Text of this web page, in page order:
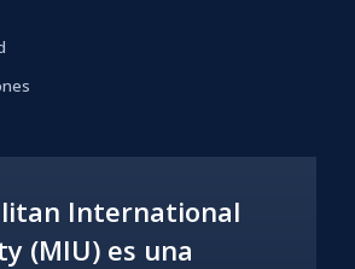
International
(MIU) es una